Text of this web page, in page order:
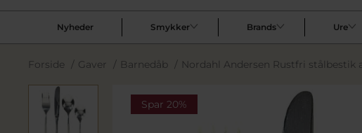
Nyheder Smykker Brands Ure
Forside / Gaver / Barnedåb / Nordahl Andersen Rustfri stålbestik
Spar 20%